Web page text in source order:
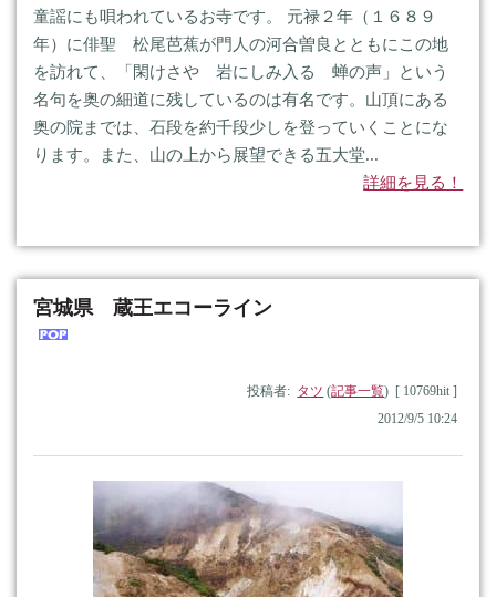
童謡にも唄われているお寺です。 元禄２年（１６８９
年）に俳聖 松尾芭蕉が門人の河合曽良とともにこの地
を訪れて、「閑けさや 岩にしみ入る 蝉の声」という
名句を奥の細道に残しているのは有名です。山頂にある
奥の院までは、石段を約千段少しを登っていくことにな
ります。また、山の上から展望できる五大堂...
詳細を見る！
宮城県 蔵王エコーライン
投稿者: タツ (記事一覧) [ 10769hit ]
2012/9/5 10:24